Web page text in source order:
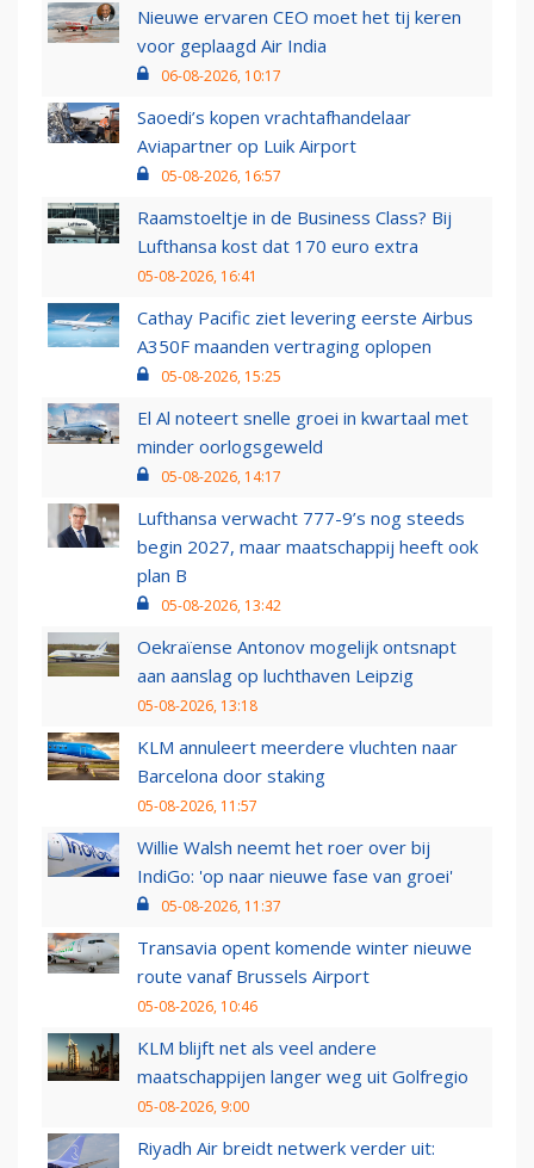
Nieuwe ervaren CEO moet het tij keren
voor geplaagd Air India
06-08-2026, 10:17
Saoedi’s kopen vrachtafhandelaar
Aviapartner op Luik Airport
05-08-2026, 16:57
Raamstoeltje in de Business Class? Bij
Lufthansa kost dat 170 euro extra
05-08-2026, 16:41
Cathay Pacific ziet levering eerste Airbus
A350F maanden vertraging oplopen
05-08-2026, 15:25
El Al noteert snelle groei in kwartaal met
minder oorlogsgeweld
05-08-2026, 14:17
Lufthansa verwacht 777-9’s nog steeds
begin 2027, maar maatschappij heeft ook
plan B
05-08-2026, 13:42
Oekraïense Antonov mogelijk ontsnapt
aan aanslag op luchthaven Leipzig
05-08-2026, 13:18
KLM annuleert meerdere vluchten naar
Barcelona door staking
05-08-2026, 11:57
Willie Walsh neemt het roer over bij
IndiGo: 'op naar nieuwe fase van groei'
05-08-2026, 11:37
Transavia opent komende winter nieuwe
route vanaf Brussels Airport
05-08-2026, 10:46
KLM blijft net als veel andere
maatschappijen langer weg uit Golfregio
05-08-2026, 9:00
Riyadh Air breidt netwerk verder uit: